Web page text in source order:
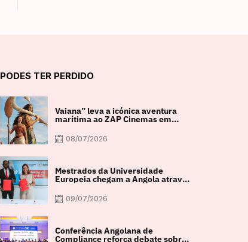
PODES TER PERDIDO
Vaiana” leva a icónica aventura
marítima ao ZAP Cinemas em
08/07/2026
Mestrados da Universidade
Europeia chegam a Angola através
de parceria com a FACUL
09/07/2026
Conferência Angolana de
Compliance reforça debate sobre